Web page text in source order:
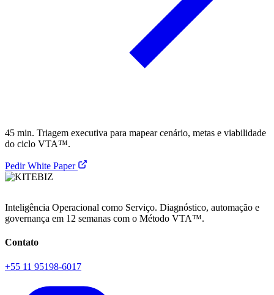
45 min. Triagem executiva para mapear cenário, metas e viabilidade
do ciclo VTA™.
Pedir White Paper
Inteligência Operacional como Serviço. Diagnóstico, automação e
governança em 12 semanas com o Método VTA™.
Contato
+55 11 95198-6017